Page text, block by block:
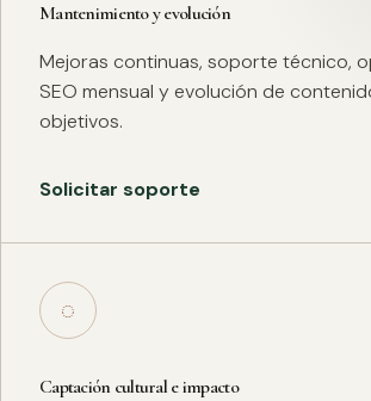
Mantenimiento y evolución
Mejoras continuas, soporte técnico,
SEO mensual y evolución de
objetivos.
Solicitar soporte
◌
Captación cultural e impacto